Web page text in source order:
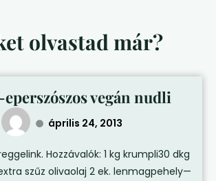
olvastad már?
vegán nudli
április 24, 2013
Hozzávalók: 1 kg krumpli30 dkg
szűz olivaolaj 2 ek. lenmagpehely—